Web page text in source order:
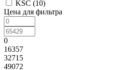
KSC (10)
Цена для фильтра
0
16357
32715
49072